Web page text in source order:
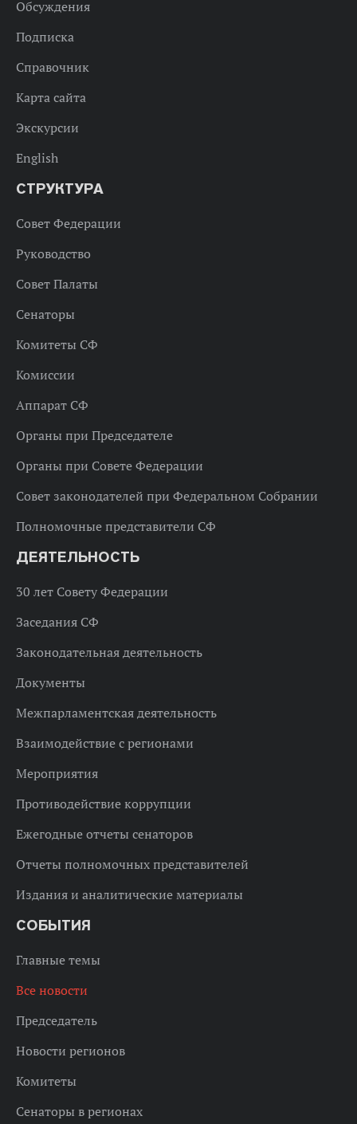
Обсуждения
Подписка
Справочник
Карта сайта
Экскурсии
English
СТРУКТУРА
Совет Федерации
Руководство
Совет Палаты
Сенаторы
Комитеты СФ
Комиссии
Аппарат СФ
Органы при Председателе
Органы при Совете Федерации
Совет законодателей при Федеральном Собрании
Полномочные представители СФ
ДЕЯТЕЛЬНОСТЬ
30 лет Совету Федерации
Заседания СФ
Законодательная деятельность
Документы
Межпарламентская деятельность
Взаимодействие с регионами
Мероприятия
Противодействие коррупции
Ежегодные отчеты сенаторов
Отчеты полномочных представителей
Издания и аналитические материалы
СОБЫТИЯ
Главные темы
Все новости
Председатель
Новости регионов
Комитеты
Сенаторы в регионах